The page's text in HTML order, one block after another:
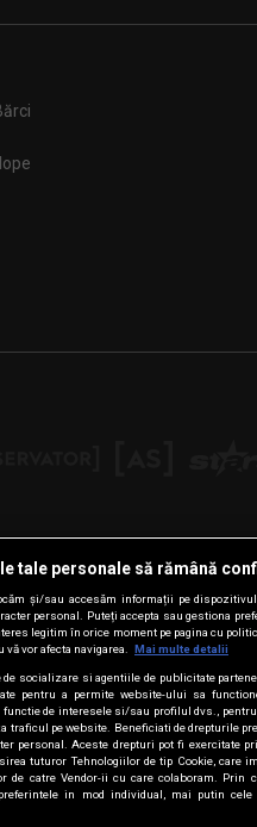
tale personale să rămână
și/sau accesăm informații pe
personal. Puteți accepta sau gestiona
legitim în orice moment pe pagina cu
vor afecta navigarea.
Mai multe detalii
socializare si agentiile de publicitate
pentru a permite website-ului sa
de interesele si/sau profilul dvs.,
traficul pe website. Beneficiati de drepturile
personal. Aceste drepturi pot fi exercitate
tuturor Tehnologiilor de tip Cookie,
de catre Vendor-ii cu care colaboram. Prin
in mod individual, mai putin